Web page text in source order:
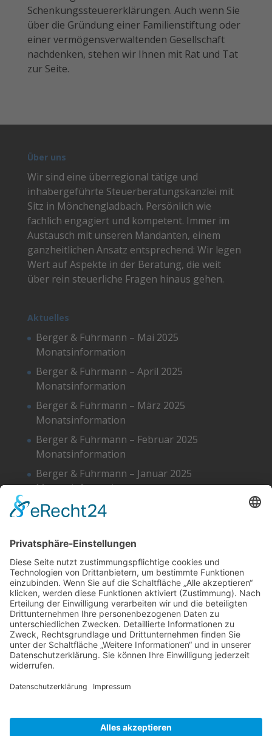
Schenkungssteuererklärungen. Auch wenn Sie
über die Gründung einer Familienstiftung oder
einer vermögensverwaltenden Gesellschaft
nachdenken, stehen wir Ihnen mit Rat und Tat
zur Seite.
Über uns
Wir sind eine überregional tätige und
inhabergeführte Steuerberatungskanzlei mit
Sitz in Mönchengladbach. Persönlich wie
fachlich engagiert und kompetent. Immer im
Austausch mit unseren Mandanten, einem
ganzheitlichen Ansatz entsprechend: Wir legen
Wert auf Aspekte in der Beratung, die weit
über rein steuerliche Fragen hinaus gehen.
Aktuelles
Berger & Fuhrmann – Mai 2025
Monatsinformation
Berger & Fuhrmann – April 2025
Monatsinformation
Berger & Fuhrmann – März 2025
Monatsinformation
Berger & Fuhrmann – Februar 2025
Monatsinformation
Berger & Fuhrmann – Januar 2025
Monatsinformation
Cookie-Einstellungen
Sonstige
Kontakt
Facebook